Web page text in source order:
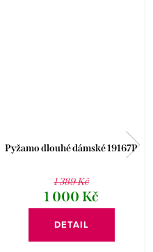
Pyžamo dlouhé dámské 19167P
1 389 Kč
1 000 Kč
DETAIL